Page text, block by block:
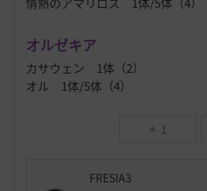
オルゼキア
カサウェン 1体（2）
オル 1体/5体（4）
1
FRESIA3